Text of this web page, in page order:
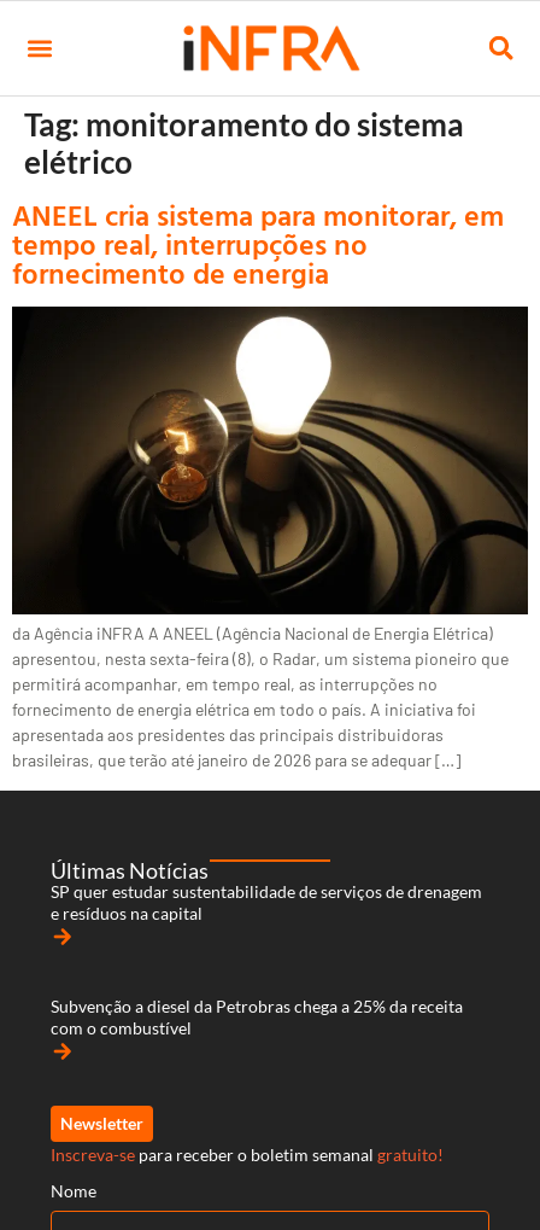
Tag: monitoramento do sistema
elétrico
ANEEL cria sistema para monitorar, em
tempo real, interrupções no
fornecimento de energia
da Agência iNFRA A ANEEL (Agência Nacional de Energia Elétrica)
apresentou, nesta sexta-feira (8), o Radar, um sistema pioneiro que
permitirá acompanhar, em tempo real, as interrupções no
fornecimento de energia elétrica em todo o país. A iniciativa foi
apresentada aos presidentes das principais distribuidoras
brasileiras, que terão até janeiro de 2026 para se adequar […]
Últimas Notícias
SP quer estudar sustentabilidade de serviços de drenagem
e resíduos na capital
arrow_forward
Subvenção a diesel da Petrobras chega a 25% da receita
com o combustível
arrow_forward
Newsletter
Inscreva-se para receber o boletim semanal gratuito!
Nome